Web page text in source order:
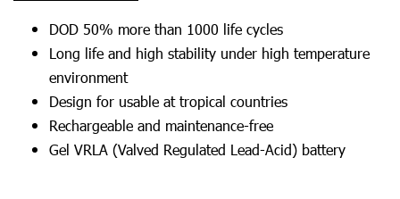
DOD 50% more than 1000 life cycles
Long life and high stability under high temperature
environment
Design for usable at tropical countries
Rechargeable and maintenance-free
Gel VRLA (Valved Regulated Lead-Acid) battery